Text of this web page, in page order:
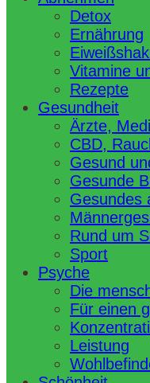
Detox
Ernährung
Vitamine
Rezepte
Gesundheit
Ärzte,
CBD,
Gesund
Gesunde
Gesundes
Rund um
Sport
Psyche
Die
Für einen
Leistung